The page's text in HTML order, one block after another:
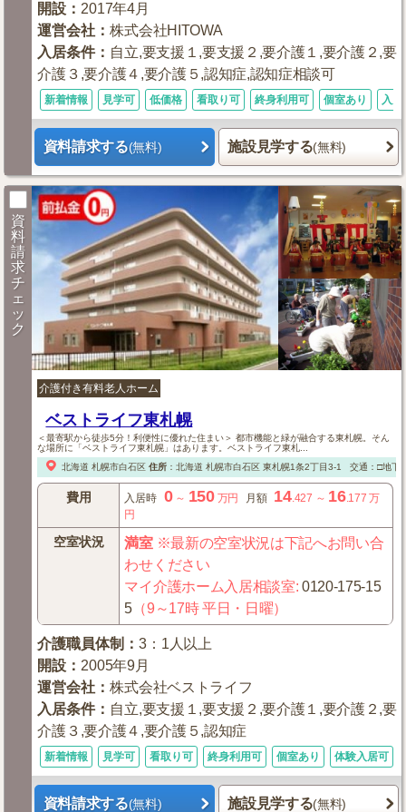
開設 ： 2017年4月
運営会社 ：株式会社HITOWA
入居条件： 自立,要支援１,要支援２,要介護１,要介護２,要
介護３,要介護４,要介護５,認知症,認知症相談可
新着情報 見学可 低価格 看取り可 終身利用可 個室あり 入居
資料請求する(無料) 施設見学する(無料)
資
料
請
求
チ
ェ
ッ
ク
介護付き有料老人ホーム
ベストライフ東札幌
＜最寄駅から徒歩5分！利便性に優れた住まい＞ 都市機能と緑が融合する東札幌。そん
な場所に「ベストライフ東札幌」はあります。ベストライフ東札...
北海道 札幌市白石区 住所： 北海道 札幌市白石区 東札幌1条2丁目3-1 交通：□地下
費用 入居時 0～ 150 万円 月額 14.427 ～ 16.177 万
円
空室状況 満室※最新の空室状況は下記へお問い合
わせください
マイ介護ホーム入居相談室:0120-175-15
5 （9～17時 平日・日曜）
介護職員体制 ：3：1人以上
開設 ：2005年9月
運営会社 ：株式会社ベストライフ
入居条件： 自立,要支援１,要支援２,要介護１,要介護２,要
介護３,要介護４,要介護５,認知症
新着情報 見学可 看取り可 終身利用可 個室あり 体験入居可
資料請求する(無料) 施設見学する(無料)